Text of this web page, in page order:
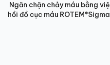
Ngăn chặn chảy máu bằng
hồi đồ cục máu ROTEM®Sigma